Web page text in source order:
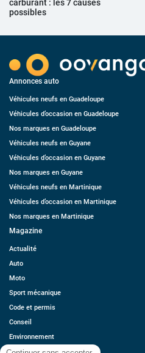
carburant : les 7 causes
possibles
Annonces auto
Véhicules neufs en Guadeloupe
Véhicules d’occasion en Guadeloupe
Nos marques en Guadeloupe
Véhicules neufs en Guyane
Véhicules d’occasion en Guyane
Nos marques en Guyane
Véhicules neufs en Martinique
Véhicules d’occasion en Martinique
Nos marques en Martinique
Magazine
Actualité
Auto
Moto
Sport mécanique
Code et permis
Conseil
Environnement